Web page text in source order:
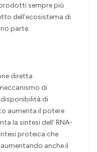
sempre più
dell'ecosistema di
parte.
diretta
di
di
aumenta il potere
la sintesi dell’ RNA-
proteica che
anche il